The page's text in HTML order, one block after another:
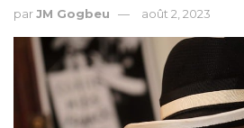
parJM Gogbeu août 2, 2023